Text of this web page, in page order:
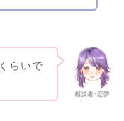
相談者･恋夢
らいで